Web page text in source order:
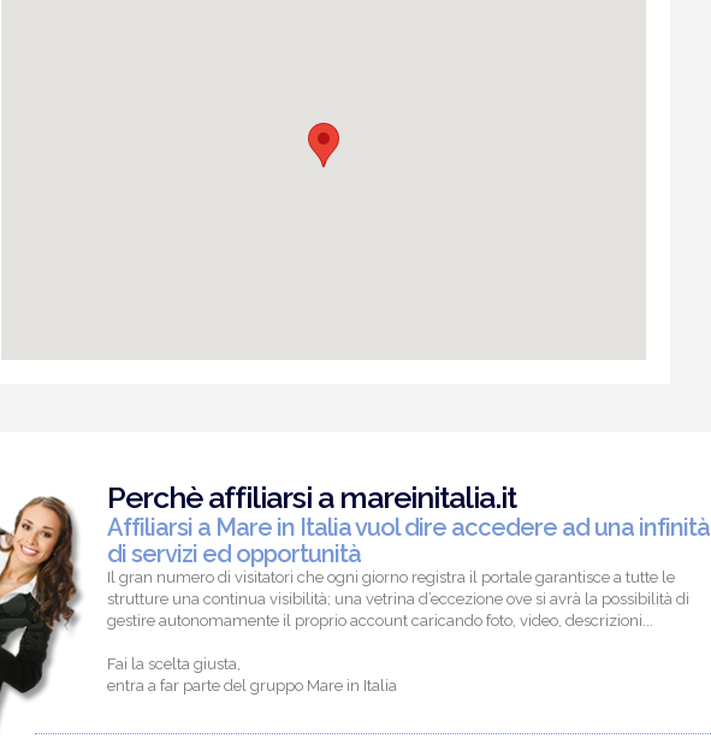
Perchè affiliarsi a mareinitalia.it
Affiliarsi a Mare in Italia vuol dire accedere ad una infinità
di servizi ed opportunità
Il gran numero di visitatori che ogni giorno registra il portale garantisce a tutte le
strutture una continua visibilità; una vetrina d’eccezione ove si avrà la possibilità di
gestire autonomamente il proprio account caricando foto, video, descrizioni...
Fai la scelta giusta,
entra a far parte del gruppo Mare in Italia